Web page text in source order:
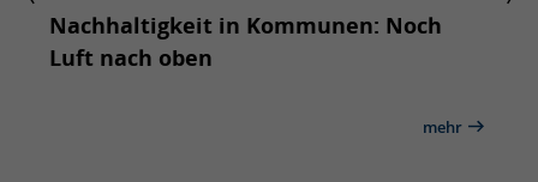
Nachhaltigkeit in Kommunen: Noch
Luft nach oben
mehr